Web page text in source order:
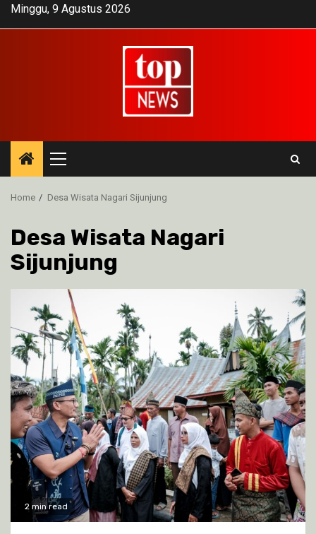
SkipMinggu, 9 Agustus 2026
Primary
Menu
Home Desa Wisata Nagari Sijunjung
Desa Wisata Nagari
Sijunjung
2 min read